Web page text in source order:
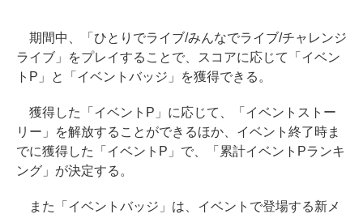
期間中、「ひとりでライブ/みんなでライブ/チャレンジ
ライブ」をプレイすることで、スコアに応じて「イベン
トP」と「イベントバッジ」を獲得できる。
獲得した「イベントP」に応じて、「イベントストー
リー」を解放することができるほか、イベント終了時ま
でに獲得した「イベントP」で、「累計イベントPランキ
ング」が決定する。
また「イベントバッジ」は、イベントで登場する新メ